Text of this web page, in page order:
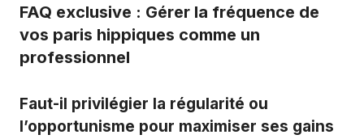
FAQ exclusive : Gérer la fréquence de
vos paris hippiques comme un
professionnel
Faut-il privilégier la régularité ou
l’opportunisme pour maximiser ses gains